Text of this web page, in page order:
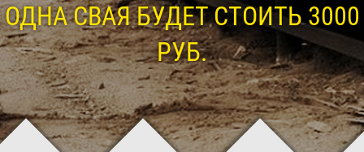
ОДНА СВАЯ БУДЕТ СТОИТЬ 3000
РУБ.